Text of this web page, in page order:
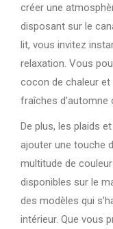
créer une
disposant sur le
lit, vous invitez
relaxation. Vous
cocon de chaleur
fraîches d’automne
De plus, les plaids
ajouter une touche
multitude de
disponibles sur le
des modèles qui
intérieur. Que vous